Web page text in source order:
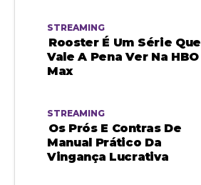
STREAMING
Rooster É Um Série Que
Vale A Pena Ver Na HBO
Max
STREAMING
Os Prós E Contras De
Manual Prático Da
Vingança Lucrativa